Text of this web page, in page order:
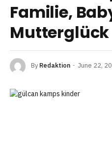
Familie,
Mutterglück
By Redaktion June 22,